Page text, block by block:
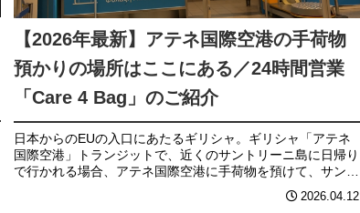
【2026年最新】アテネ国際空港の手荷物
預かりの場所はここにある／24時間営業
「Care 4 Bag」のご紹介
日本からのEUの入口にあたるギリシャ。ギリシャ「アテネ
国際空港」トランジットで、近くのサントリーニ島に日帰り
で行かれる場合、アテネ国際空港に手荷物を預けて、サント
リーニ島の観光を検討されている方も多いのではないでしょ
2026.04.12